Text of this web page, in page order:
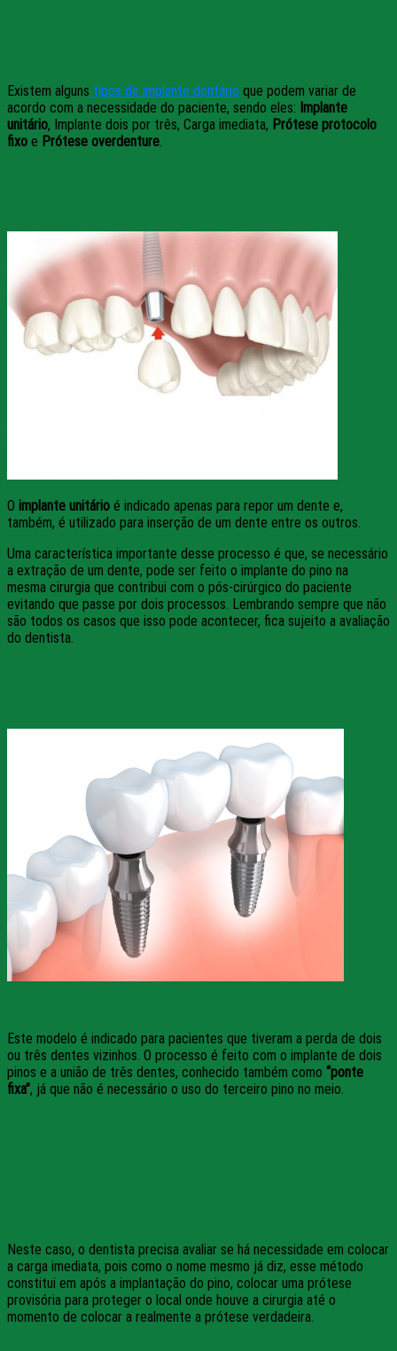
Existem alguns tipos de implante dentário que podem variar de
acordo com a necessidade do paciente, sendo eles: Implante
unitário, Implante dois por três, Carga imediata, Prótese protocolo
fixo e Prótese overdenture
O implante unitário é indicado apenas para repor um dente e,
também, é utilizado para inserção de um dente entre os outros.
Uma característica importante desse processo é que, se necessário
a extração de um dente, pode ser feito o implante do pino na
mesma cirurgia que contribui com o pós-cirúrgico do paciente
evitando que passe por dois processos. Lembrando sempre que não
são todos os casos que isso pode acontecer, fica sujeito a avaliação
do dentista.
Este modelo é indicado para pacientes que tiveram a perda de dois
ou três dentes vizinhos. O processo é feito com o implante de dois
pinos e a união de três dentes, conhecido também como “ponte
fixa”, já que não é necessário o uso do terceiro pino no meio.
Neste caso, o dentista precisa avaliar se há necessidade em colocar
a carga imediata, pois como o nome mesmo já diz, esse método
constitui em após a implantação do pino, colocar uma prótese
provisória para proteger o local onde houve a cirurgia até o
momento de colocar a realmente a prótese verdadeira.